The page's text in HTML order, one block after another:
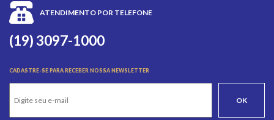
ATENDIMENTO POR TELEFONE
(19) 3097-1000
CADASTRE-SE PARA RECEBER NOSSA NEWSLETTER
OK